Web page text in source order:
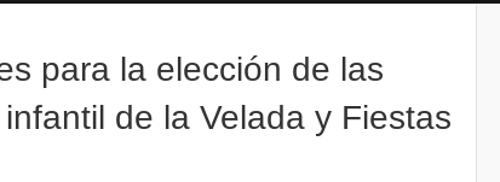
para la elección de las
de la Velada y Fiestas